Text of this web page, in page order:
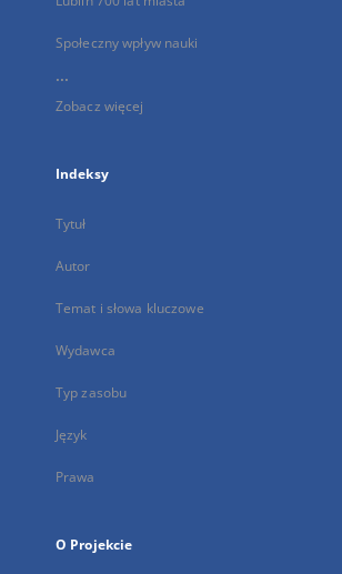
Społeczny wpływ nauki
...
Zobacz więcej
Indeksy
Tytuł
Autor
Temat i słowa kluczowe
Wydawca
Typ zasobu
Język
Prawa
O Projekcie